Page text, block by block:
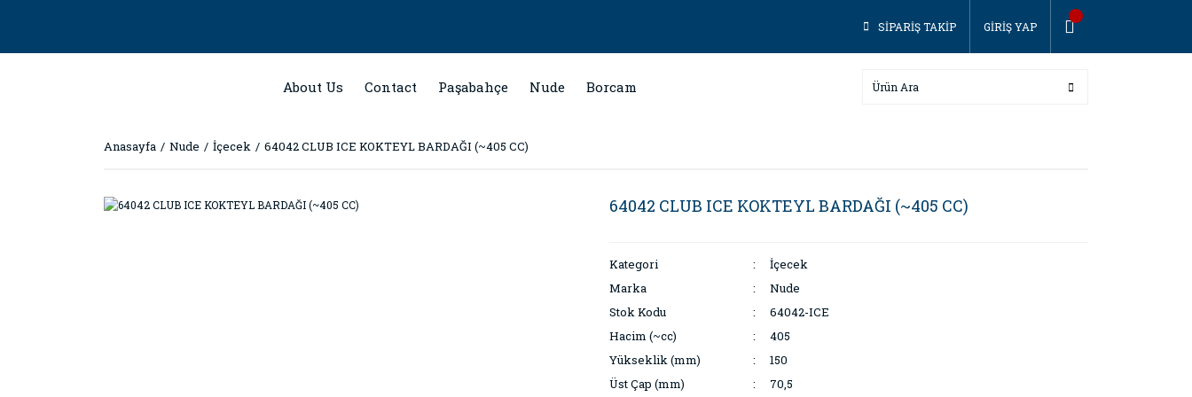
SİPARİŞ TAKİP GİRİŞ YAP
About Us Contact Paşabahçe Nude Borcam
Anasayfa Nude İçecek 64042 CLUB ICE KOKTEYL BARDAĞI (~405 CC)
64042 CLUB ICE KOKTEYL BARDAĞI (~405 CC)
Kategori
İçecek
Marka
Nude
Stok Kodu
64042-ICE
Hacim (~cc)
405
Yükseklik (mm)
150
Üst Çap (mm)
70,5